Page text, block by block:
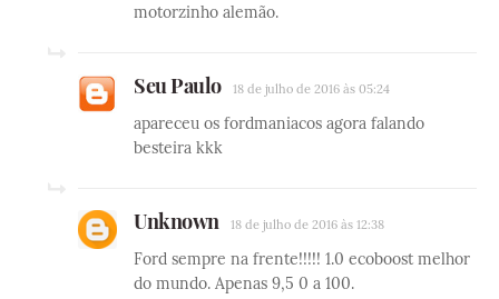
motorzinho alemão.
Seu Paulo 18 de julho de 2016 às 05:24
apareceu os fordmaniacos agora falando
besteira kkk
Unknown 18 de julho de 2016 às 12:38
Ford sempre na frente!!!!! 1.0 ecoboost melhor
do mundo. Apenas 9,5 0 a 100.